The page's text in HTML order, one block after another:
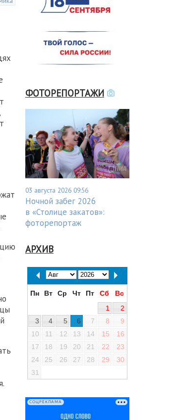
ФОТОРЕПОРТАЖИ
03 августа 2026 09:56
Ночной забег 2026
в «Столице закатов»:
фоторепортаж
АРХИВ
Пн Вт Ср Чт Пт Сб
Вс
1
2
3
4 5 6 7 8
9
10
11 12 13 14 15
16
17
18 19 20 21 22
23
24
25 26 27 28 29
30
31
СОЦРЕКЛАМА